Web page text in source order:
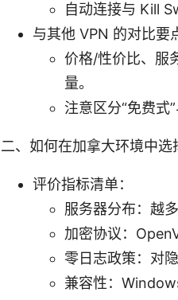
自动连接与 Kill
与其他 VPN 的对比要
价格/性价比、服
量。
注意区分“免费式
二、如何在加拿大环境中选
评价指标清单：
服务器分布：越
加密协议：
零日志政策：对
兼容性：